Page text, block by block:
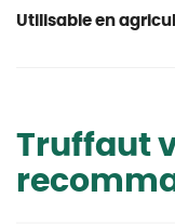
Utilisable en
Truffaut